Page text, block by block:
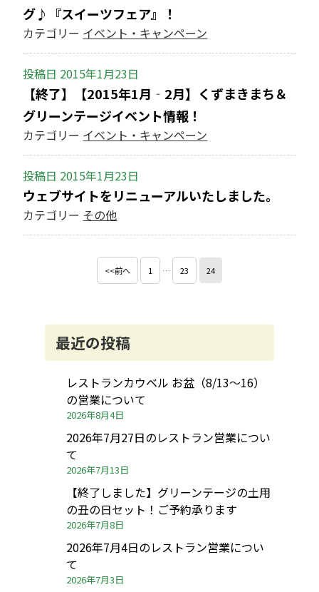
グ♪『スイーツフェア』！
カテゴリー イベント・キャンペーン
投稿日 2015年1月23日
【終了】【2015年1月‐2月】くずまきまち＆
グリーンテージイベント情報！
カテゴリー イベント・キャンペーン
投稿日 2015年1月23日
ウェブサイトをリニューアルいたしました。
カテゴリー その他
<<前へ 1 … 23 24
最近の投稿
レストランカウベル お盆（8/13～16）
の営業について
2026年8月4日
2026年7月27日のレストラン営業につい
て
2026年7月13日
【終了しました】グリーンテージの土用
の丑の日セット！ご予約承ります
2026年7月8日
2026年7月4日のレストラン営業につい
て
2026年7月3日